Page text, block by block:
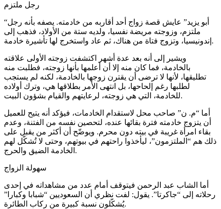
رجل ملتزم
“أبو يزيد” عايش قصة زواج أحد أقاربه من خادمته. يصفه بأنه رجل
ملتزم، وزوجته مريضة نفسيا، ولديه ستة من الأولاد، فذهب إلى
إندونيسيا، وتزوج فتاة من هناك، ثم عاد واستخرج لها تأشيرة خادمة.
ويشير إلى أنه بعد عدة أشهر اكتشفت زوجته الأولى علاقته
بالخادمة، فما كان منه إلا أن أعلمها بأنها زوجته، فطلبت منه
تطليقها، لأنها لا ترضى أن يقترن زوجها بالخادمة، لكنه لم يستجب
لطلبها رغم إلحاحها، بل انتهى الأمر بطلاقها هي، وترك أولاده
للخادمة، التي هي زوجته، لرعايتهم والقيام بشؤون البيت.
أما “م. ن” صاحب محل لاستقدام الخادمات، فيؤكد أنه يتيح للعميل
أن يتزوج خادمته فترة بقائها عنده، لتحصين نفسه من الفتنة، وعدم
بقاء امرأة غريبة في بيته دون محرم. ويوضّح أن أكثر من يقبل على
ذلك هم “الملتزمون”، ليأخذوا راحتهم في بيوتهم، وحتى لا تُشكّل لهم
الخادمة الضيق والحرج.
سهولة الزواج
أما الشاب عبد الرحمن فيتوقف أمام عدد من مشاهداته في إحدى
رحلاته إلى “جاكرتا”. يقول: لفت نظري أن السعوديين “شبابا وكبارا”
يُشكّلون نسبة كبيرة من ركاب الطائرة.